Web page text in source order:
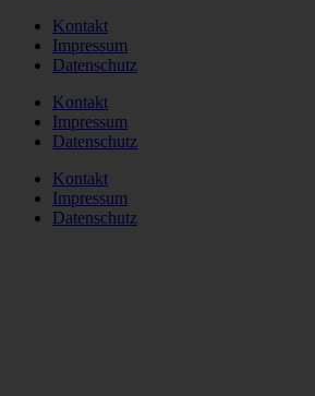
Kontakt
Impressum
Datenschutz
Kontakt
Impressum
Datenschutz
Kontakt
Impressum
Datenschutz